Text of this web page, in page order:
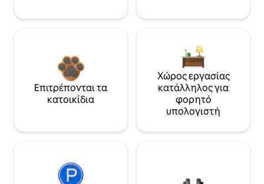
Επιτρέπονται τα
κατοικίδια
Χώρος εργασίας
κατάλληλος για
φορητό
υπολογιστή